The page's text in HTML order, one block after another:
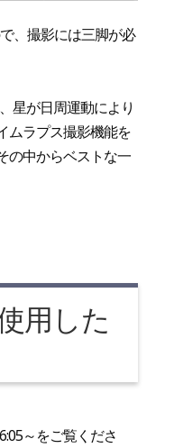
、撮影には三脚が必
星が日周運動により
ムラプス撮影機能を
の中からベストな一
用した
～をご覧くださ